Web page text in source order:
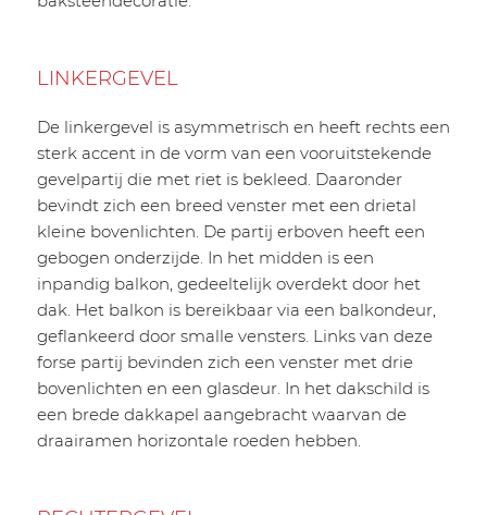
LINKERGEVEL
De linkergevel is asymmetrisch en heeft rechts een
sterk accent in de vorm van een vooruitstekende
gevelpartij die met riet is bekleed. Daaronder
bevindt zich een breed venster met een drietal
kleine bovenlichten. De partij erboven heeft een
gebogen onderzijde. In het midden is een
inpandig balkon, gedeeltelijk overdekt door het
dak. Het balkon is bereikbaar via een balkondeur,
geflankeerd door smalle vensters. Links van deze
forse partij bevinden zich een venster met drie
bovenlichten en een glasdeur. In het dakschild is
een brede dakkapel aangebracht waarvan de
draairamen horizontale roeden hebben.